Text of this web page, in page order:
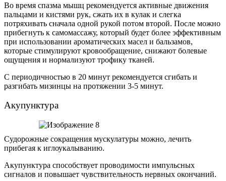
Во время спазма мышц рекомендуется активные движения
пальцами и кистями рук, сжать их в кулак и слегка
потряхивать сначала одной рукой потом второй. После можно
прибегнуть к самомассажу, который будет более эффективным
при использовании ароматических масел и бальзамов,
которые стимулируют кровообращение, снижают болевые
ощущения и нормализуют трофику тканей.
С периодичностью в 20 минут рекомендуется сгибать и
разгибать мизинцы на протяжении 3-5 минут.
Акупунктура
Судорожные сокращения мускулатуры можно, лечить
прибегая к иглоукалыванию.
Акупунктура способствует проводимости импульсных
сигналов и повышает чувствительность нервных окончаний.